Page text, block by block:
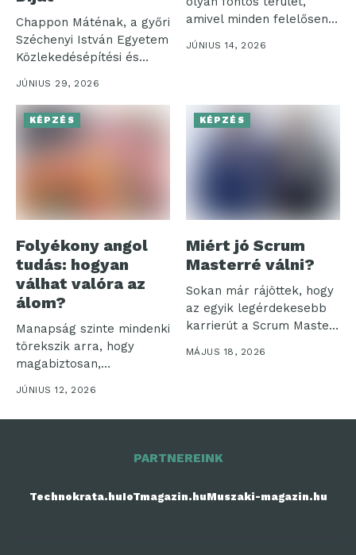
Chappon Máténak, a győri
Széchenyi István Egyetem
Közlekedésépítési és
Vízmérnöki Tanszéke
oktatójának...
JÚNIUS 29, 2026
amivel minden felelősen
működő vállalkozásnak
foglalkoznia...
JÚNIUS 14, 2026
KÉPZÉS
Folyékony angol
tudás: hogyan
válhat valóra az
álom?
Manapság szinte mindenki
törekszik arra, hogy
magabiztosan,
természetesen beszéljen
angolul. Azonban
gyakran...
JÚNIUS 12, 2026
KÉPZÉS
Miért jó Scrum
Masterré válni?
Sokan már rájöttek, hogy
az egyik legérdekesebb
karrierút a Scrum Master
szerep...
MÁJUS 18, 2026
PARTNEREINK
Technokrata.huIoTmagazin.huMuszaki-magazin.hu